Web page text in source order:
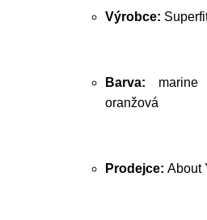
Výrobce:
Barva:
oranžová
Prodejce: About